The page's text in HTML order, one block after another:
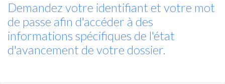
Demandez votre identifiant et votre mot
de passe afin d'accéder à des
informations spécifiques de l'état
d'avancement de votre dossier.